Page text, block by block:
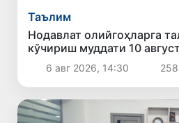
Таълим
Нодавлат олийгоҳларга
кўчириш муддати 10
узайтирилди
6 авг 2026, 14:30 258